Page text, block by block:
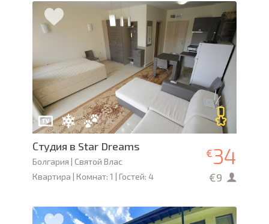
Студия в Star Dreams
Болгария | Святой Влас
Квартира | Комнат: 1 | Гостей: 4
€34
€9